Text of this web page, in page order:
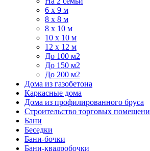
6 x 9 м
8 x 8 м
8 x 10 м
10 x 10 м
12 x 12 м
До 100 м2
До 150 м2
До 200 м2
Дома из газобетона
Каркасные дома
Дома из профилированного бруса
Строительство торговых
Бани
Беседки
Бани-бочки
Бани-квадробочки